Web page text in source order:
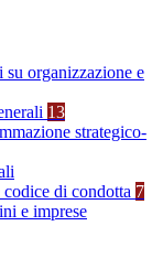
organizzazione e
13
strategico-
di condotta 7
e imprese